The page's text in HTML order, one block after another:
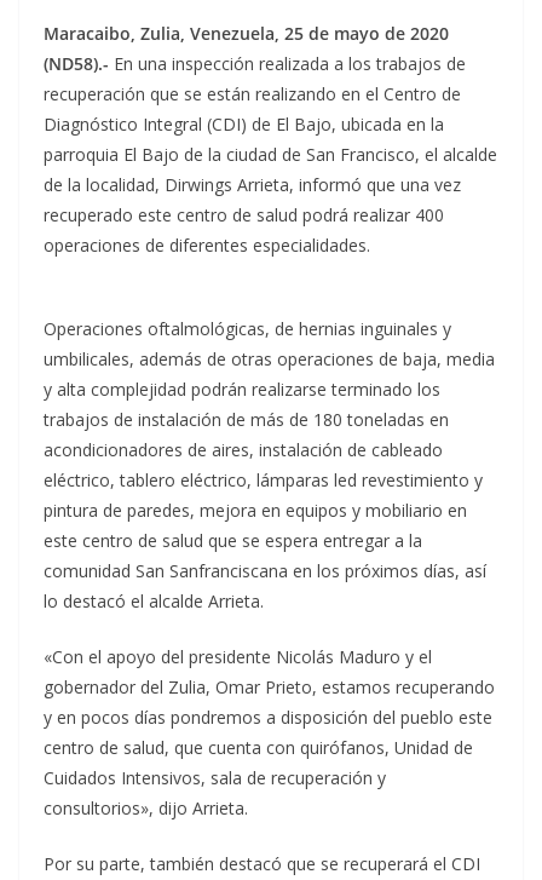
Maracaibo, Zulia, Venezuela, 25 de mayo de 2020
(ND58).- En una inspección realizada a los trabajos de
recuperación que se están realizando en el Centro de
Diagnóstico Integral (CDI) de El Bajo, ubicada en la
parroquia El Bajo de la ciudad de San Francisco, el alcalde
de la localidad, Dirwings Arrieta, informó que una vez
recuperado este centro de salud podrá realizar 400
operaciones de diferentes especialidades.
Operaciones oftalmológicas, de hernias inguinales y
umbilicales, además de otras operaciones de baja, media
y alta complejidad podrán realizarse terminado los
trabajos de instalación de más de 180 toneladas en
acondicionadores de aires, instalación de cableado
eléctrico, tablero eléctrico, lámparas led revestimiento y
pintura de paredes, mejora en equipos y mobiliario en
este centro de salud que se espera entregar a la
comunidad San Sanfranciscana en los próximos días, así
lo destacó el alcalde Arrieta.
«Con el apoyo del presidente Nicolás Maduro y el
gobernador del Zulia, Omar Prieto, estamos recuperando
y en pocos días pondremos a disposición del pueblo este
centro de salud, que cuenta con quirófanos, Unidad de
Cuidados Intensivos, sala de recuperación y
consultorios», dijo Arrieta.
Por su parte, también destacó que se recuperará el CDI